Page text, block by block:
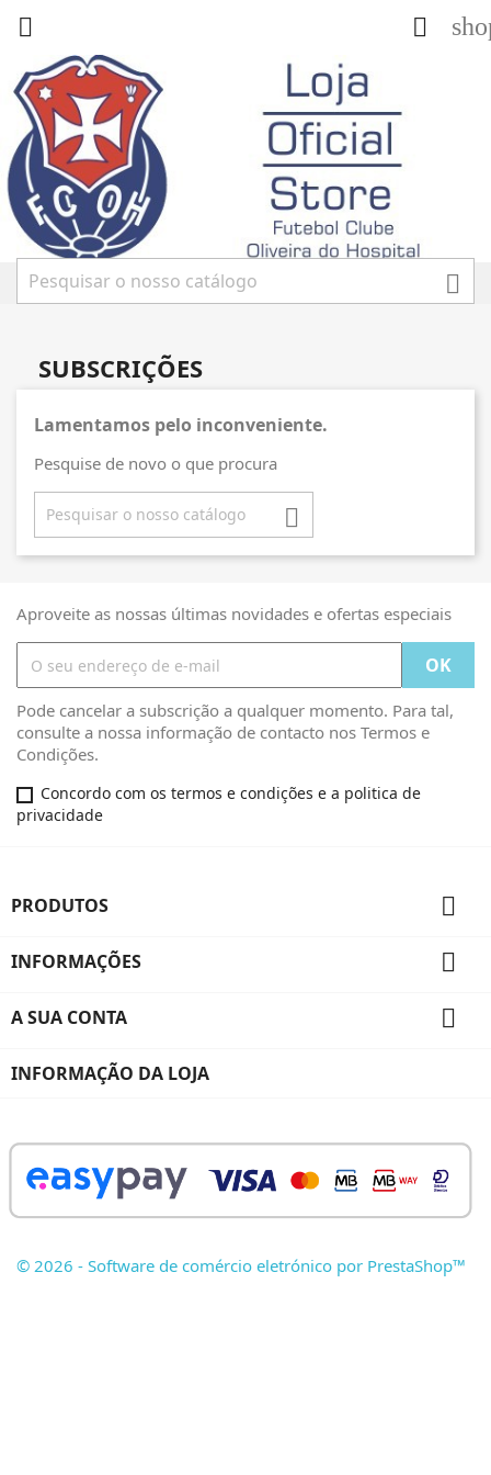
 

SUBSCRIÇÕES
Lamentamos pelo inconveniente.
Pesquise de novo o que procura

Aproveite as nossas últimas novidades e ofertas especiais
Pode cancelar a subscrição a qualquer momento. Para tal,
consulte a nossa informação de contacto nos Termos e
Condições.
Concordo com os termos e condições e a politica de
privacidade
PRODUTOS 
INFORMAÇÕES 
A SUA CONTA 
INFORMAÇÃO DA LOJA
© 2026 - Software de comércio eletrónico por PrestaShop™